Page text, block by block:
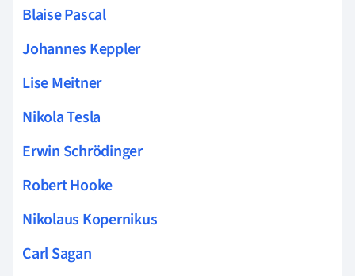
Blaise Pascal
Johannes Keppler
Lise Meitner
Nikola Tesla
Erwin Schrödinger
Robert Hooke
Nikolaus Kopernikus
Carl Sagan